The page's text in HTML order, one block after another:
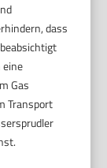
dass
eine
Gas
Transport